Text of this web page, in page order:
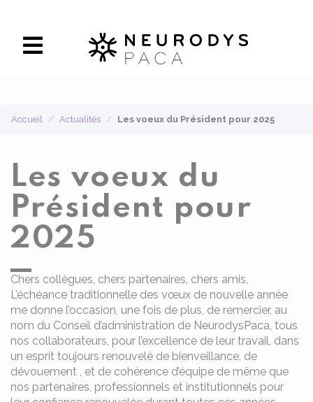
Accueil Actualités Les voeux du Président pour 2025
Les voeux du
Président pour
2025
Chers collègues, chers partenaires, chers amis,
L’échéance traditionnelle des vœux de nouvelle année
me donne l’occasion, une fois de plus, de remercier, au
nom du Conseil d’administration de NeurodysPaca, tous
nos collaborateurs, pour l’excellence de leur travail, dans
un esprit toujours renouvelé de bienveillance, de
dévouement , et de cohérence d’équipe de même que
nos partenaires, professionnels et institutionnels pour